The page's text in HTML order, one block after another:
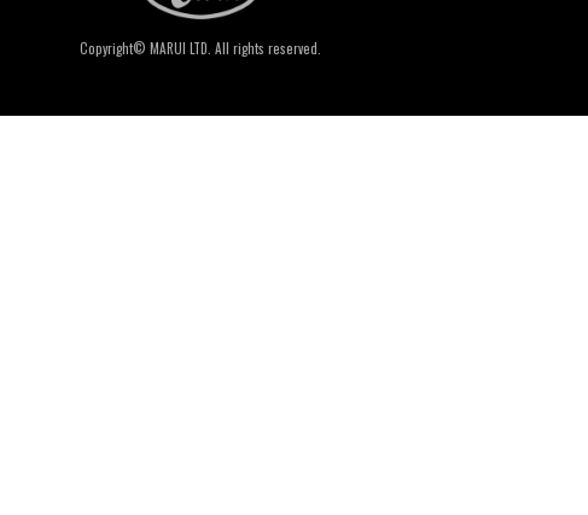
Copyright© MARUI LTD. All rights reserved.